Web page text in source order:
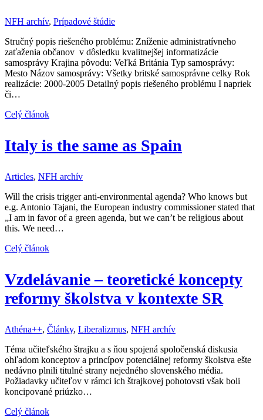
NFH archív, Prípadové štúdie
Stručný popis riešeného problému: Zníženie administratívneho
zaťaženia občanov v dôsledku kvalitnejšej informatizácie
samosprávy Krajina pôvodu: Veľká Británia Typ samosprávy:
Mesto Názov samosprávy: Všetky britské samosprávne celky Rok
realizácie: 2000-2005 Detailný popis riešeného problému I napriek
či…
Celý článok
Italy is the same as Spain
Articles, NFH archív
Will the crisis trigger anti-environmental agenda? Who knows but
e.g. Antonio Tajani, the European industry commissioner stated that
„I am in favor of a green agenda, but we can’t be religious about
this. We need…
Celý článok
Vzdelávanie – teoretické koncepty
reformy školstva v kontexte SR
Athéna++, Články, Liberalizmus, NFH archív
Téma učiteľského štrajku a s ňou spojená spoločenská diskusia
ohľadom konceptov a princípov potenciálnej reformy školstva ešte
nedávno plnili titulné strany nejedného slovenského média.
Požiadavky učiteľov v rámci ich štrajkovej pohotovsti však boli
koncipované priúzko…
Celý článok